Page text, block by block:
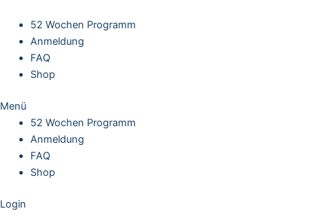
content
52 Wochen Programm
Anmeldung
FAQ
Shop
Menü
52 Wochen Programm
Anmeldung
FAQ
Shop
Login